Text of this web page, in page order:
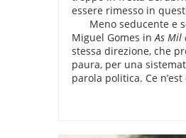
essere rimesso in
Meno seducente e
Miguel Gomes in As Mil
stessa direzione, che
paura, per una
parola politica. Ce